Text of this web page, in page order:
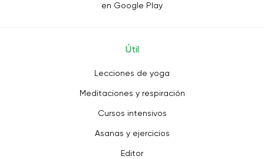
en Google Play
Útil
Lecciones de yoga
Meditaciones y respiración
Cursos intensivos
Asanas y ejercicios
Editor